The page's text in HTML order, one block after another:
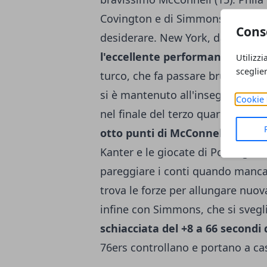
Cookie
Covington e di Simmons, che
desiderare. New York, dal canto
l'eccellente performance di
turco, che fa passare brutti
si è mantenuto all'insegna
nel finale del terzo quarto gli
otto punti di McConnell
. I
Kanter e le giocate di Porzingis
pareggiare i conti quando
trova le forze per allungare
infine con Simmons, che si
schiacciata del +8 a 66 secondi
76ers controllano e portano a